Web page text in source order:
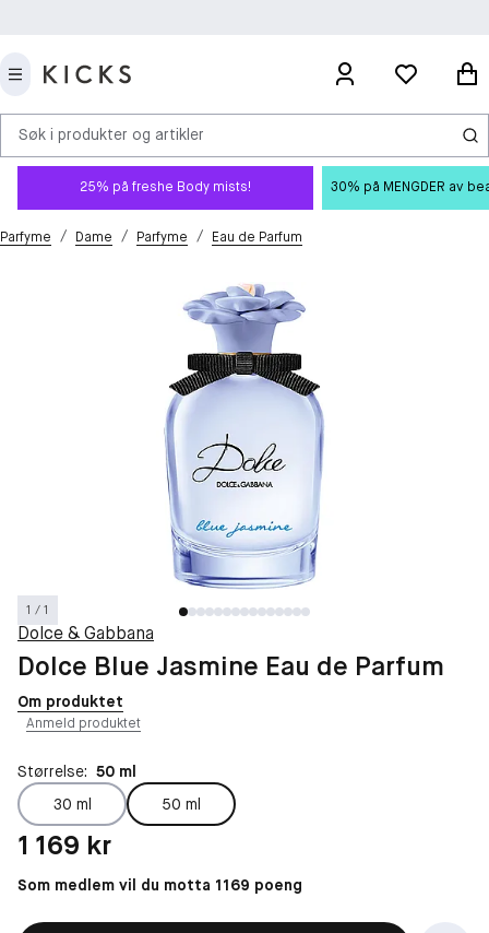
Søk i produkter og artikler
25% på freshe Body mists! 30% på MENGDER av
Parfyme / Dame / Parfyme / Eau de Parfum
1 / 1
Dolce & Gabbana
Dolce Blue Jasmine Eau de Parfum
Om produktet
Anmeld produktet
Størrelse: 50 ml
30 ml
50 ml
Pris: 1 169 kr
1 169 kr
Som medlem vil du motta 1169 poeng